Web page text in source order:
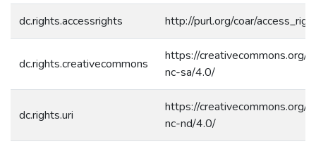
dc.rights.accessrights http://purl.org/coar/
dc.rights.creativecommons
https://creativecommons.org/
nc-sa/4.0/
dc.rights.uri
https://creativecommons.org/
nc-nd/4.0/